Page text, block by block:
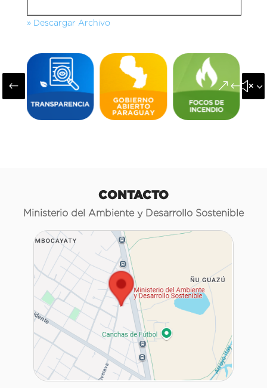
» Descargar Archivo
#
CONTACTO
Ministerio del Ambiente y Desarrollo Sostenible